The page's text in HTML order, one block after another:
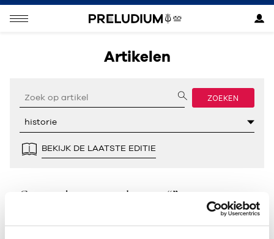
Artikelen
ZOEKEN
BEKIJK DE LAATSTE EDITIE
Geen resultaten gevonden voor “”.